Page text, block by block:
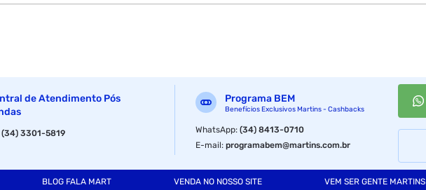
de Atendimento Pós
(34) 3301-5819
Programa BEM
Benefícios Exclusivos Martins - Cashbacks
WhatsApp:(34) 8413-0710
E-mail:programabem@martins.com.br
BLOG FALA MART VENDA NO NOSSO SITE VEM SER GENTE MARTINS